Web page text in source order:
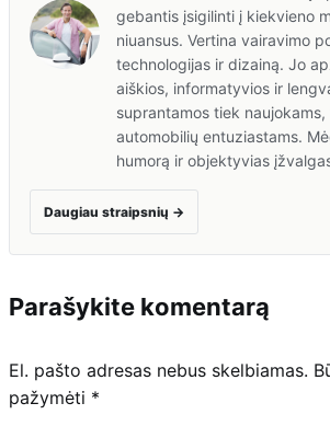
gebantis įsigilinti į kiekvieno
niuansus. Vertina vairavimo
technologijas ir dizainą. Jo
aiškios, informatyvios ir
suprantamos tiek naujokams,
automobilių entuziastams.
humorą ir objektyvias
Daugiau straipsnių →
Parašykite komentarą
El. pašto adresas nebus skelbiamas.
pažymėti *